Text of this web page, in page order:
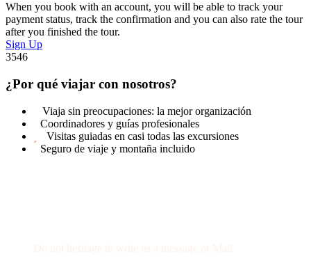
When you book with an account, you will be able to track your
payment status, track the confirmation and you can also rate the tour
after you finished the tour.
Sign Up
3546
¿Por qué viajar con nosotros?
Viaja sin preocupaciones: la mejor organización
Coordinadores y guías profesionales
Visitas guiadas en casi todas las excursiones
Seguro de viaje y montaña incluido